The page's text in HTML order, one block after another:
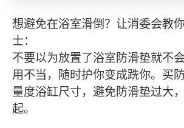
想避免在浴室滑倒？让消委会教
士：
不要以为放置了浴室防滑垫就不
用不当，随时护你变成跣你。买
量度浴缸尺寸，避免防滑垫过大
起。